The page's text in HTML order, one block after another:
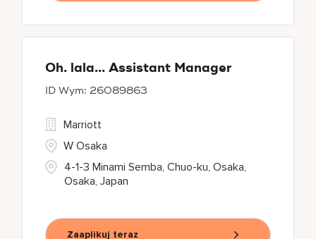
Oh. lala... Assistant Manager
26089863
4-1-3 Minami Semba, Chuo-ku, Osaka,
Osaka, Japan
Marriott
W Osaka
Zaaplikuj teraz